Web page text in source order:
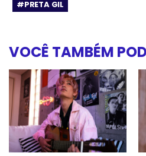
#PRETA GIL
VOCÊ TAMBÉM